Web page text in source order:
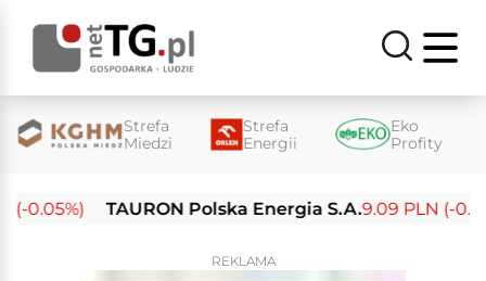
Strefa
Miedzi
Strefa
Energii
Eko
Profity
0.05%) TAURON Polska Energia S.A.9.09 PLN (-
REKLAMA